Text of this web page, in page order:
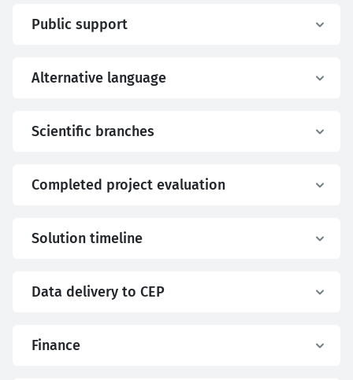
Public support
Alternative language
Scientific branches
Completed project evaluation
Solution timeline
Data delivery to CEP
Finance